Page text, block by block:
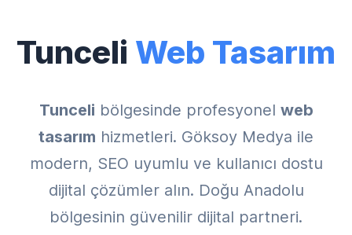
Tunceli Web Tasarım
Tunceli bölgesinde profesyonel web
tasarım hizmetleri. Göksoy Medya ile
modern, SEO uyumlu ve kullanıcı dostu
dijital çözümler alın. Doğu Anadolu
bölgesinin güvenilir dijital partneri.